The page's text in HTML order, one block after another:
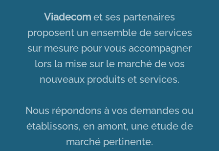
Viadecom et ses partenaires
proposent un ensemble de services
sur mesure pour vous accompagner
lors la mise sur le marché de vos
nouveaux produits et services.
Nous répondons à vos demandes ou
établissons, en amont, une étude de
marché pertinente.